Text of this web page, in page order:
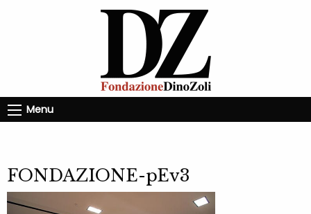
Menu
FONDAZIONE-pEv3